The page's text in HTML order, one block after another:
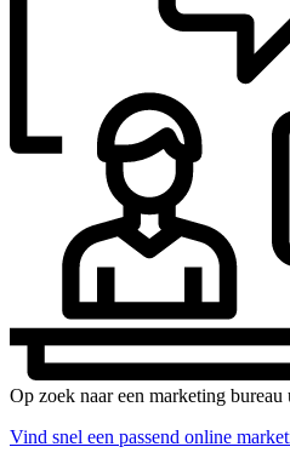
Op zoek naar een marketing
Vind snel een passend online